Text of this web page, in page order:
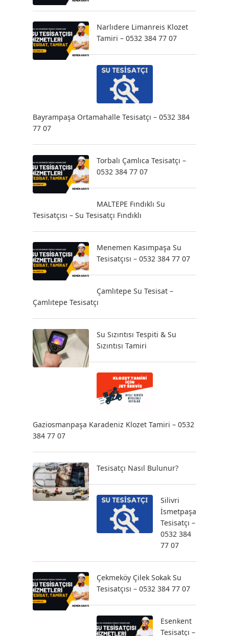
Narlıdere Limanreis Klozet
Tamiri – 0532 384 77 07
Bayrampaşa Ortamahalle Tesisatçı – 0532 384
77 07
Torbalı Çamlıca Tesisatçı –
0532 384 77 07
MALTEPE Fındıklı Su
Tesisatçısı – Su Tesisatçı Fındıklı
Menemen Kasımpaşa Su
Tesisatçısı – 0532 384 77 07
Çamlıtepe Su Tesisat –
Çamlıtepe Tesisatçı
Su Sızıntısı Tespiti & Su
Sızıntısı Tamiri
Gaziosmanpaşa Karadeniz Klozet Tamiri – 0532
384 77 07
Tesisatçı Nasıl Bulunur?
Silivri
İsmetpaşa
Tesisatçı –
0532 384
77 07
Çekmeköy Çilek Sokak Su
Tesisatçısı – 0532 384 77 07
Esenkent
Tesisatçı –